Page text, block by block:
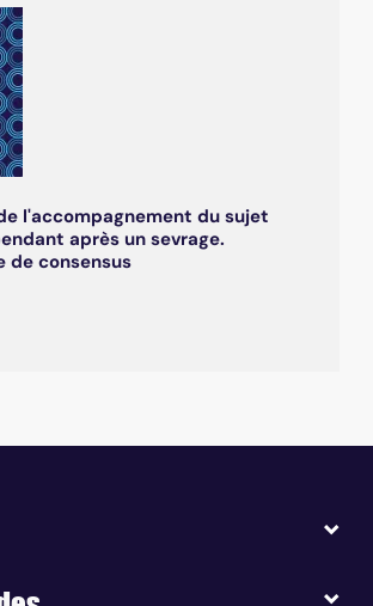
l'accompagnement du sujet
après un sevrage.
de consensus